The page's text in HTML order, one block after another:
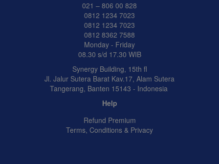
021 – 806 00 828
0812 1234 7023
0812 1234 7023
0812 8362 7588
Monday - Friday
08.30 s/d 17.30 WIB
Synergy Building, 15th fl
Jl. Jalur Sutera Barat Kav.17, Alam Sutera
Tangerang, Banten 15143 - Indonesia
Help
Refund Premium
Terms, Conditions & Privacy